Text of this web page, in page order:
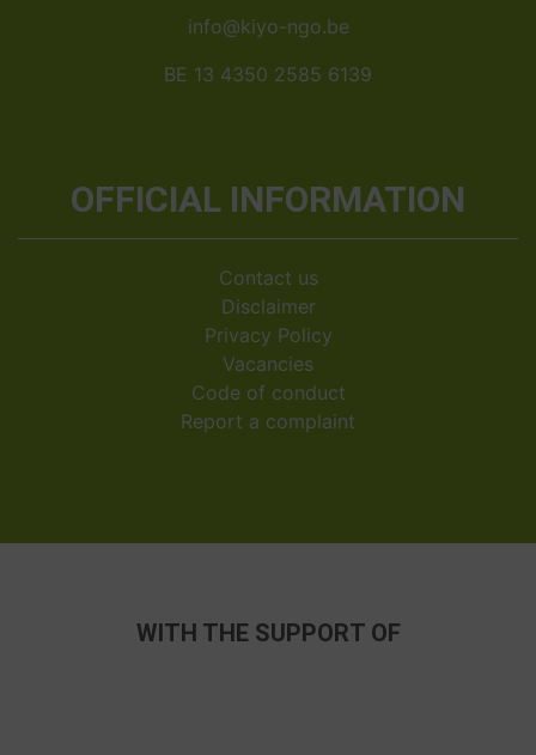
info@kiyo-ngo.be
BE 13 4350 2585 6139
OFFICIAL INFORMATION
Contact us
Disclaimer
Privacy Policy
Vacancies
Code of conduct
Report a complaint
WITH THE SUPPORT OF